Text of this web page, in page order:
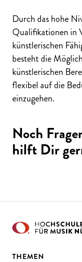
Durch das hohe
Qualifikationen in
künstlerischen
besteht die
künstlerischen
flexibel auf die
einzugehen.
Noch
hilft Dir
THEMEN